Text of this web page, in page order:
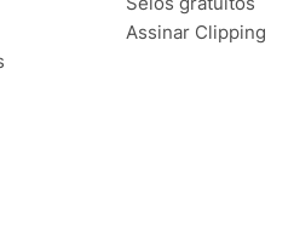
Assinar Clipping